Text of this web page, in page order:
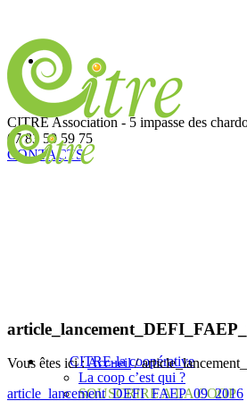
CITRE Association - 5 impasse des
07 83 50 59 75
CONTACTS
CITRE-la coopérative
La coop c’est qui ?
SOUSCRIRE A LA COOP
Vous êtes ici :Accueil /
article_lancement_DEFI_FAEP_09_2016